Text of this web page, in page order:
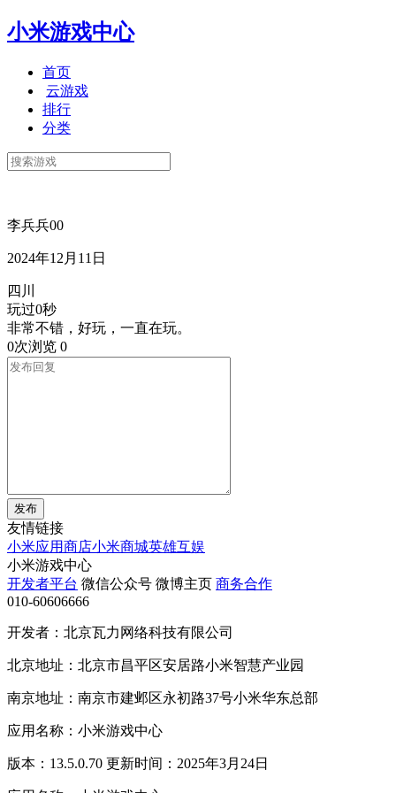
小米游戏中心
首页
云游戏
排行
分类
李兵兵00
2024年12月11日
四川
玩过0秒
非常不错，好玩，一直在玩。
0次浏览 0
发布
友情链接
小米应用商店小米商城英雄互娱
小米游戏中心
开发者平台 微信公众号 微博主页 商务合作
010-60606666
开发者：北京瓦力网络科技有限公司
北京地址：北京市昌平区安居路小米智慧产业园
南京地址：南京市建邺区永初路37号小米华东总部
应用名称：小米游戏中心
版本：13.5.0.70 更新时间：2025年3月24日